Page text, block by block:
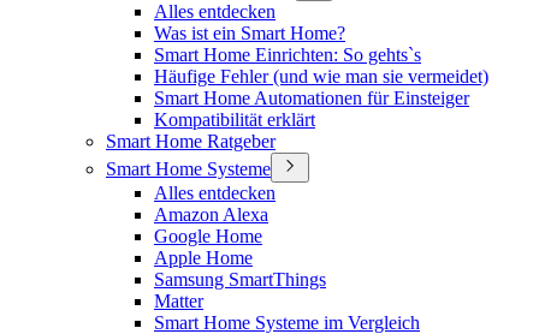
Alles entdecken
Was ist ein Smart Home?
Smart Home Einrichten: So gehts`s
Häufige Fehler (und wie man sie vermeidet)
Smart Home Automationen für Einsteiger
Kompatibilität erklärt
Smart Home Ratgeber
Smart Home Systeme
Alles entdecken
Amazon Alexa
Google Home
Apple Home
Samsung SmartThings
Matter
Smart Home Systeme im Vergleich